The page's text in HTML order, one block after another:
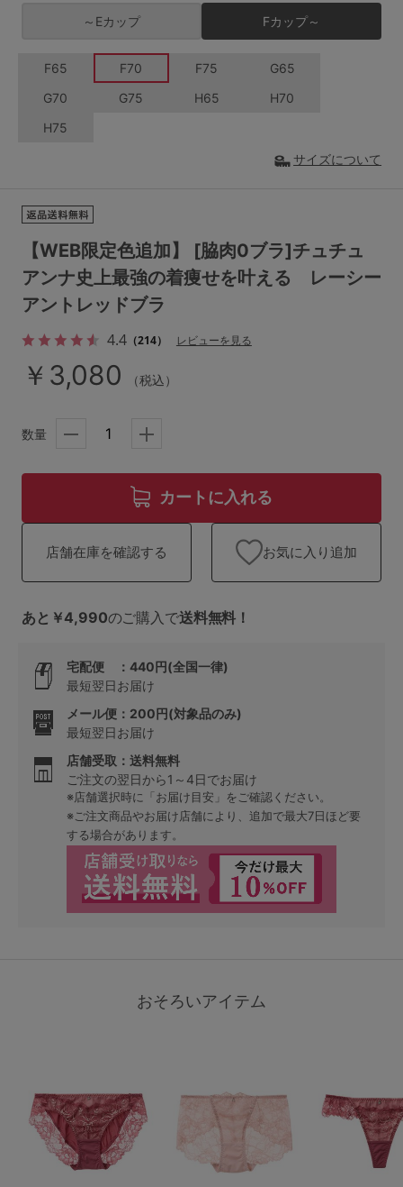
S-CD
M-AB M-EF
L-AB L-EF
セールアイテム
その他から探す
新着アイテム
ランキング
高評価レビューアイテム
検索を閉じる
【WEB限定色追加】 [脇肉0ブラ]チュチュ
アンナ史上最強の着痩せを叶える レーシー
アントレッドブラ
4.4（214） レビューを見る
￥3,080 （税込）
～Eカップ Fカップ～
F65 F70 F75
G65
G70
G75 H65
H70
H75
サイズについて
数量
カートに入れる
店舗在庫を確認する お気に入り追加
あと￥4,990のご購入で送料無料！
宅配便 ：440円(全国一律)
最短翌日お届け
メール便：200円(対象品のみ)
最短翌日お届け
店舗受取：送料無料
ご注文の翌日から1～4日でお届け
※店舗選択時に「お届け目安」をご確認ください。
※ご注文商品やお届け店舗により、追加で最大7日ほど要
する場合があります。
おそろいアイテム